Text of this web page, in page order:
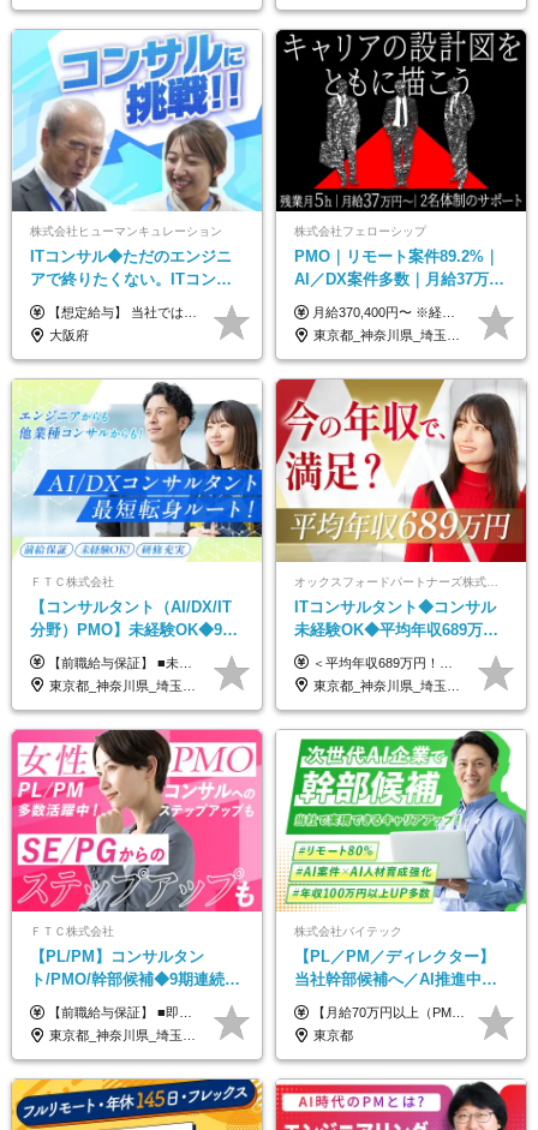
株式会社ヒューマンキュレーション
ITコンサル◆ただのエンジニ
アで終りたくない。ITコンサ
ル・PMに挑戦出来る！成長中
の次世代IT企業
【想定給与】 当社では、すべてのプロジェクトで受注単価を完全開示。 給与はその単価に連動し、還元率は80％以上を保証しています。 経験・スキル・貢献度に応じて報酬を正当に評価し、前職年収の保証も行っています。 ■正社員 月給35万円以上＋賞与年2回（みなし残業20h分含む） ◇試用期間は3ヶ月（期間中の待遇に変更なし） ◇みなし残業は案件先によって異なります。詳細は面談にてご説明致します。 ※経験・スキルを考慮し優遇 年収例： ・29歳女性／年収700万円（開発→上流転向） ・38歳男性／年収1,100万円（PMO・マネジメント） ・47歳男性／年収1,300万円（ITコンサル・高裁量案件）
大阪府
株式会社フェローシップ
PMO｜リモート案件89.2%｜
AI／DX案件多数｜月給37万円
～｜300万円の年収UP事例有
｜PMO経験不問
月給370,400円〜 ※経験やスキルを考慮し、決定いたします ※上記金額には固定残業代（30時間分/70,400円～）を含みます。超過分は別途全額支給いたします ※試用期間6カ月あり（期間中の給与・待遇に差異はありません） ★想定年収4,444,800円～ ★50万円～300万円の年収UP事例があります！
東京都_神奈川県_埼玉県_千葉県
ＦＴＣ株式会社
【コンサルタント（AI/DX/IT
分野）PMO】未経験OK◆9期
連続大幅増益！AI企業へ進化
中◆ポジション多数
【前職給与保証】 ■未経験者： 月給30万円～35万円 ■ローキャリア（経験目安1年程度）： 月給35万円～40万円 ■経験者（経験目安3年以上）： 月給40万円～60万円 ■即戦力（経験目安5年以上）： 月給45万円～80万円 ※上記金額には固定残業代30時間分 【未経験者5万5000円～7万3000円、 ローキャリア6万4000円～7万3000円、 経験者5万8000円～10万9000円、 即戦力8万2000円～14万5000円】を含みます。 ※30時間を超える場合は追加で全額支給します。 ※経験・能力・前職給与などを総合的に評価したうえでご納得いただけるよう個別決定。 未経験者の場合、前職給与とポテンシャルを査定のうえ決定いたします。 ※日本国内でのIT業界経験、または同等の実務経験と能力に応じて決定します。 ※前職給与は日本円かつ、日本国内での実績に基づき評価します。 【納得の評価システム】 ★クォーター毎に査定する評価制度導入！ 明確な評価基準で翌年度年収を上げましょう！ ★評価対象期間に在籍中のほとんどの社員が昇給し 年収アップを実現しています！ ★様々なインセンティブ制度を用意し多角的に正当評価しています！ ※試用期間6カ月（期間中の待遇等に差異なし）
東京都_神奈川県_埼玉県_千葉県
ITコンサルタント◆コンサル
未経験OK◆平均年収689万円
◆業界屈指の営業力でサポー
ト◆フルリモート可
＜平均年収689万円！！＞ ☆前給保証以上☆案件待機期間も給与保証あり☆ 月給40万円～150万円（固定残業代含む） ※経験や能力を考慮し決定します ※試用期間6ヶ月あり。条件や待遇に差異はありません ※上記には固定残業代（30時間分／7万6000円～）が含まれています。 ※超過分は時間外手当を別途支給。 【実際の給与例】 野原さん（35歳）※前職年収480万円 （Java／C#エンジニア ⇒ 業務系システム開発 ⇒ 要件定義・業務分析 ⇒ ITコンサル案件へ参画） ▼620万円（入社初年度） ・Web系業務システム開発（Java、C#） ・ 顧客折衝や開発チームとの調整 ・ 既存システムの改修・機能追加案件に従事 ▼780万円（入社2年目） ・ 金融機関向け業務系システムの要件定義・設計補助 ・ 開発チームと連携した業務分析・課題整理 ・小規模PMO支援案件への参画 ▼1,090万円（入社3年目） ・ 大手企業向けIT戦略・業務改革プロジェクトに参画 ・コンサルタントとして要件定義・業務改善提案・ベンダー調整を担当 ・ PMO／部分的PM業務も兼務し、上流工程での裁量を拡大
東京都_神奈川県_埼玉県_千葉県_大阪府_愛知県_北海道_青森県_岩手県_宮城県_秋田県_山形県_福島県_茨城県_栃木県_群馬県_新潟県_山梨県_長野県_富山県_石川県_福井県_静岡県_岐阜県_三重県_兵庫県_京都府_滋賀県_奈良県_和歌山県_広島県_岡山県_鳥取県_島根県_山口県_徳島県_香川県_愛媛県_高知県_福岡県_熊本県_佐賀県_長崎県_大分県_宮崎県_鹿児島県_沖縄県
ＦＴＣ株式会社
【PL/PM】コンサルタン
ト/PMO/幹部候補◆9期連続大
幅増益！10期目の成長＋安定
性【前給保証】
【前職給与保証】 ■即戦力（経験目安5年以上）： 月給45万円～80万円 ■経験者（経験目安3年以上）： 月給40万円～60万円 ■ローキャリア（経験目安1年程度）： 月給35万円～40万円 ■未経験者： 月給30万円～35万円 ※上記金額には固定残業代30時間分 【未経験者5万5000円～7万3000円、 ローキャリア6万4000円～7万3000円、 経験者5万8000円～10万9000円、 即戦力8万2000円～14万5000円】を含みます。 ※30時間を超える場合は追加で全額支給します。 ※経験・能力・前職給与などを総合的に評価したうえでご納得いただけるよう個別決定。 未経験者の場合、前職給与とポテンシャルを査定のうえ決定いたします。 ※日本国内でのIT業界経験、または同等の実務経験と能力に応じて決定します。 ※前職給与は日本円かつ、日本国内での実績に基づき評価します。 【納得の評価システム】 ★クォーター毎に査定する評価制度導入！ 明確な評価基準で翌年度年収を上げましょう！ ★評価対象期間に在籍中のほとんどの社員が昇給し 年収アップを実現しています！ ★様々なインセンティブ制度を用意し多角的に正当評価しています！ ※試用期間6カ月（期間中の待遇等に差異なし）
東京都_神奈川県_埼玉県_千葉県
株式会社バイテック
【PL／PM／ディレクター】
当社幹部候補へ／AI推進中！
目指せるAI人材／年収800万円
以上可／リモート80％
【月給70万円以上（PM）／想定年収840万円以上】 ★詳しくは下記をご参照ください！ ■SE/PL/テスト計画以降などの上流フェーズ 月給53万円以上 ※想定年収636万円以上 ■PM/ディレクター（管理職・幹部候補） 月給70万円以上 ※想定年収840万円以上 ※単価の変動により給与も随時更新（完全単価連動型） ※育成枠については個人の経験・能力を考慮し決定 ※超過勤務については別途残業手当を支給 【固定残業代について】 なし（残業代は、実際の労働時間に応じて別途全額支給）
東京都